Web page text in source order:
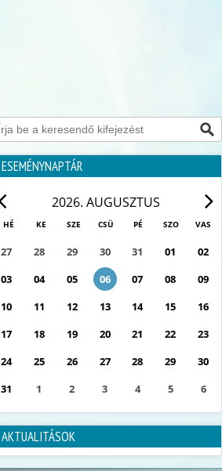
ESEMÉNYNAPTÁR
2026. AUGUSZTUS
HÉ KE SZE CSÜ PÉ SZO VAS
27 28 29 30 31 01
02
03
04 05 06 07 08
09
10
11 12 13 14 15
16
17
18 19 20 21 22
23
24
25 26 27 28 29
30
31
1 2 3 4 5 6
0ESEMÉNY
AKTUALITÁSOK